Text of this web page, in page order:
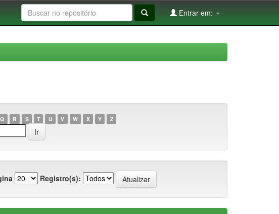
Entrar em:
Q R S T U V W X Y Z
Registro(s):